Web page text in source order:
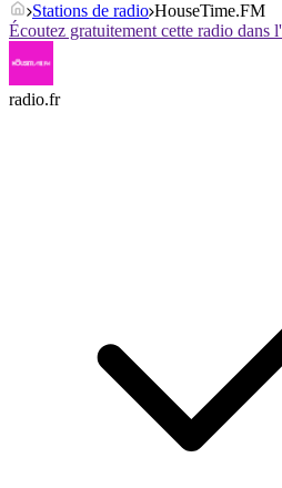
Stations de radio HouseTime.FM
Écoutez gratuitement cette radio dans
radio.fr